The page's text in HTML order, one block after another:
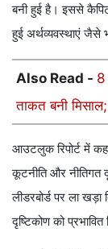
बनी हुई है। इससे
हुई अर्थव्यवस्थाएं जैसे
Also Read - 8
ताकत बनी
आउटलुक रिपोर्ट में
कूटनीति और नीतिगत
लीडरबोर्ड पर ला
दृष्टिकोण को